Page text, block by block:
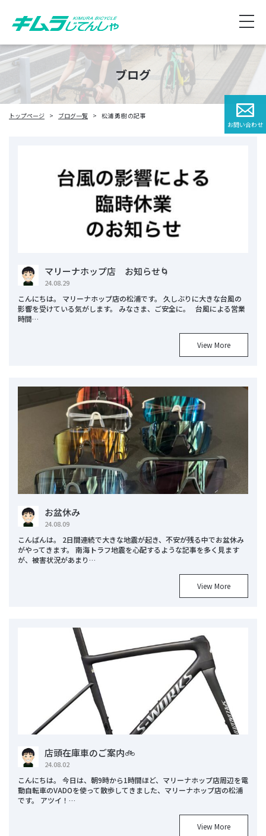
ブログ
トップページ ブログ一覧 松浦 勇樹 の記事
マリーナホップ店 お知らせ🌀
24.08.29
こんにちは。 マリーナホップ店の松浦です。 久しぶりに大きな台風の
影響を受けている気がします。 みなさま、ご安全に。 台風による営業
時間…
View More
お盆休み
24.08.09
こんばんは。 2日間連続で大きな地震が起き、不安が残る中でお盆休み
がやってきます。 南海トラフ地震を心配するような記事を多く見ます
が、被害状況があまり…
View More
店頭在庫車のご案内🚲
24.08.02
こんにちは。 今日は、朝9時から1時間ほど、マリーナホップ店周辺を電
動自転車のVADOを使って散歩してきました、マリーナホップ店の松浦
です。 アツイ！…
View More
お問い合わせ